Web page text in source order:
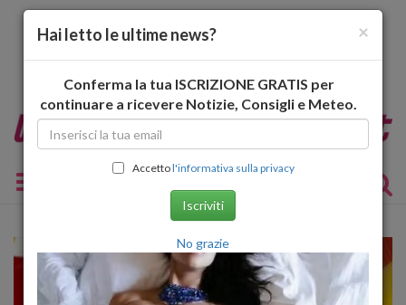
Toggle navigation
×
Hai letto le ultime news?
Conferma la tua ISCRIZIONE GRATIS per
continuare a ricevere Notizie, Consigli e Meteo.
Accettol'informativa sulla privacy
Iscriviti
No grazie